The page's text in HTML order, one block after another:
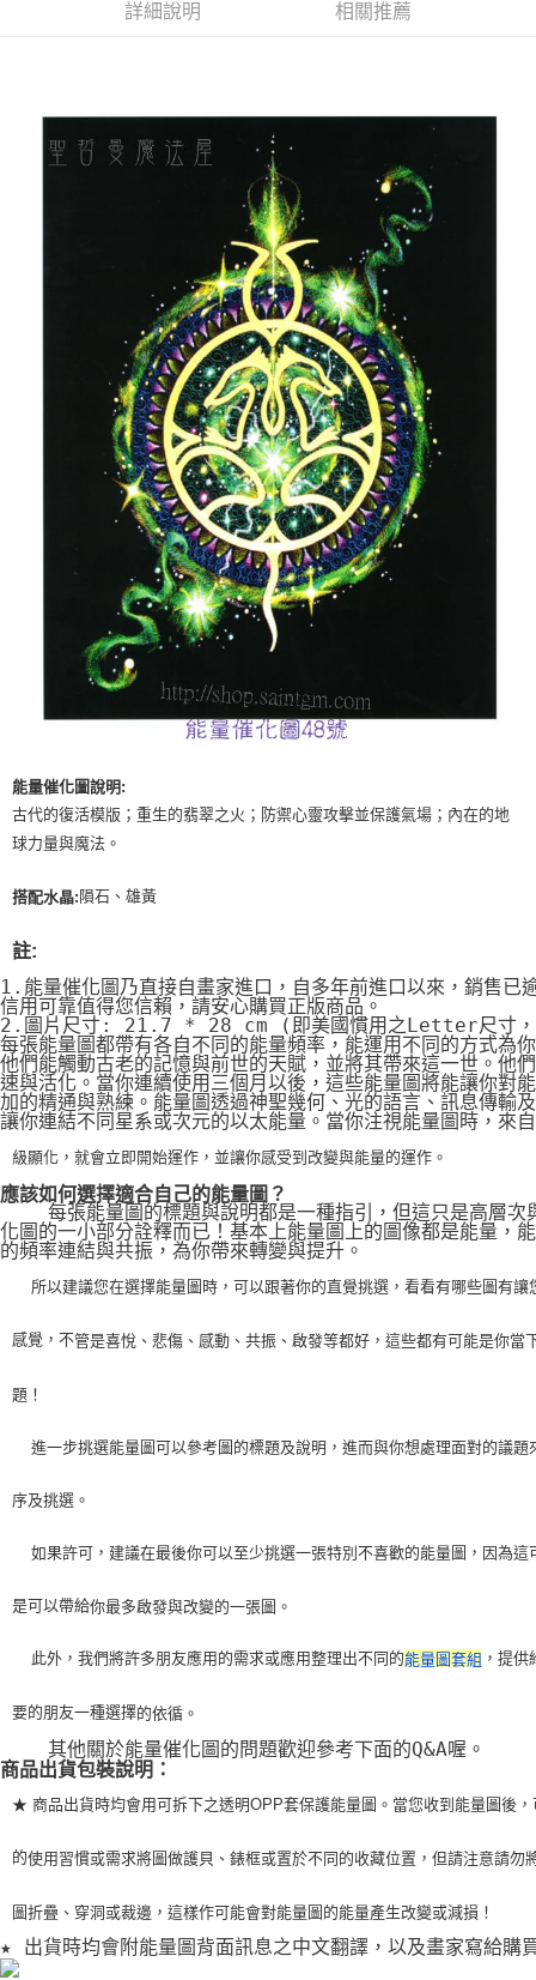
每筆NT$80，滿NT$3,000(含以上)免運費
每筆NT$80，滿NT$3,000(含以上)免運費
每筆NT$80，滿NT$3,000(含以上)免運費
郵局幫你送（離島）
每筆NT$80，滿NT$3,000(含以上)免運費
付款後門市自取
詳細說明 相關推薦
能量催化圖說明:
古代的復活模版；重生的翡翠之火；防禦心靈攻擊並保護氣場；內在的地
球力量與魔法。
搭配水晶: 隕石、雄黃
註:
1.能量催化圖乃直接自畫家進口，自多年前進口以來，銷售已
信用可靠值得您信賴，請安心購買正版商品。
2.圖片尺寸: 21.7 * 28 cm (即美國慣用之Letter尺寸，
每張能量圖都帶有各自不同的能量頻率，能運用不同的方式為
他們能觸動古老的記憶與前世的天賦，並將其帶來這一世。他
速與活化。當你連續使用三個月以後，這些能量圖將能讓你對
加的精通與熟練。能量圖透過神聖幾何、光的語言、訊息傳輸
讓你連結不同星系或次元的以太能量。當你注視能量圖時，來
級顯化，就會立即開始運作，並讓你感受到改變與能量的運作。
應該如何選擇適合自己的能量圖？
每張能量圖的標題與說明都是一種指引，但這只是高層次
化圖的一小部分詮釋而已！基本上能量圖上的圖像都是能量，
的頻率連結與共振，為你帶來轉變與提升。
所以建議您在選擇能量圖時，可以跟著你的直覺挑選，看看有哪些圖有讓
感覺，不管是喜悅、悲傷、感動、共振、啟發等都好，這些都有可能是你當
題！
進一步挑選能量圖可以參考圖的標題及說明，進而與你想處理面對的議題
序及挑選。
如果許可，建議在最後你可以至少挑選一張特別不喜歡的能量圖，因為這
是可以帶給你最多啟發與改變的一張圖。
    此外，我們將許多朋友應用的需求或應用整理出不同的
能量圖套組 ，提供
要的朋友一種選擇的依循。
    其他關於能量催化圖的問題歡迎參考下面的Q&A喔。
商品出貨包裝說明：
★ 商品出貨時均會用可拆下之透明OPP套保護能量圖。當您收到能量圖後，
的使用習慣或需求將圖做護貝、錶框或置於不同的收藏位置，但請注意請勿
圖折疊、穿洞或裁邊，這樣作可能會對能量圖的能量產生改變或減損！
★ 出貨時均會附能量圖背面訊息之中文翻譯，以及畫家寫給購